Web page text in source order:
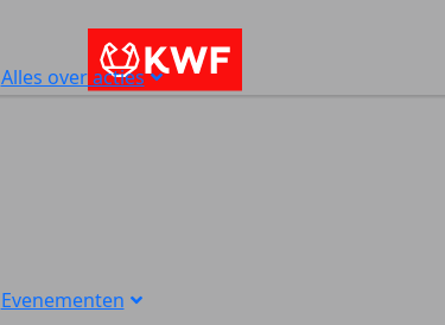
Alles over acties
Evenementen